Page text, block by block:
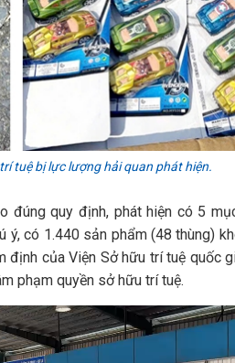
tuệ bị lực lượng hải quan phát hiện.
đúng quy định, phát hiện có 5
ý, có 1.440 sản phẩm (48 thùng)
của Viện Sở hữu trí tuệ quốc
phạm quyền sở hữu trí tuệ.